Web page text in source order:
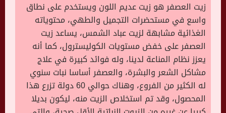
زيت العصفر هو زيت عديم اللون ويستخدم على نطاق
واسع في مستحضرات التجميل والطهي، محتوياته
الغذائية مشابهة لزيت عباد الشمس، يساعد زيت
العصفر على خفض مستويات الكوليسترول، كما أنه
يعزز نظام المناعة لدينا، وله فوائد كبيرة في علاج
مشاكل الشعر والبشرة، والعصفر أساسا نبات سنوي
له الكثير من الفروع، وهناك حوالي 60 دولة تزرع هذا
المحصول، وقد تم استخلاص الزيت منه، ليكون بديلا